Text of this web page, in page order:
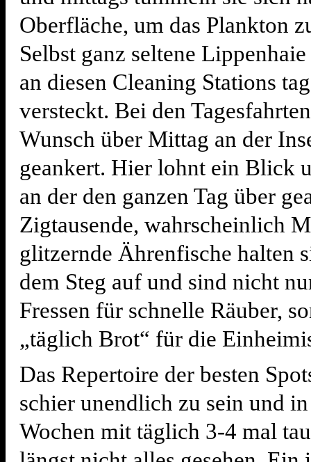
Oberfläche, um das Plankton
Selbst ganz seltene
an diesen Cleaning Stations
versteckt. Bei den
Wunsch über Mittag an der
geankert. Hier lohnt ein Blick
an der den ganzen Tag über
Zigtausende, wahrscheinlich
glitzernde Ährenfische halten
dem Steg auf und sind nicht
Fressen für schnelle Räuber,
„täglich Brot“ für die
Das Repertoire der besten
schier unendlich zu sein und
Wochen mit täglich 3-4 mal